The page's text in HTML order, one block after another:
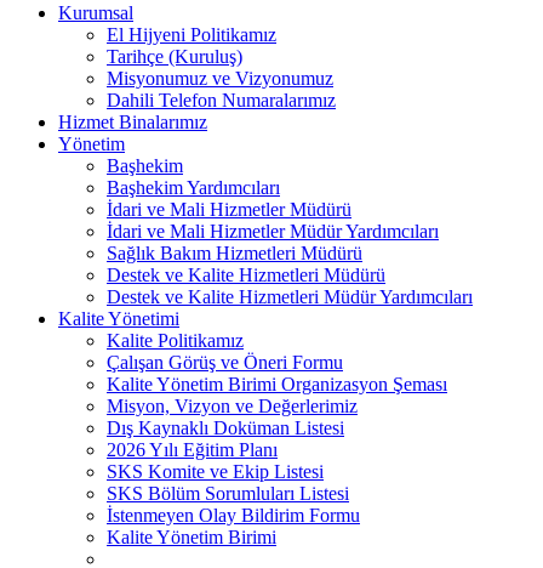
Kurumsal
El Hijyeni Politikamız
Tarihçe (Kuruluş)
Misyonumuz ve Vizyonumuz
Dahili Telefon Numaralarımız
Hizmet Binalarımız
Yönetim
Başhekim
Başhekim Yardımcıları
İdari ve Mali Hizmetler Müdürü
İdari ve Mali Hizmetler Müdür Yardımcıları
Sağlık Bakım Hizmetleri Müdürü
Destek ve Kalite Hizmetleri Müdürü
Destek ve Kalite Hizmetleri Müdür Yardımcıları
Kalite Yönetimi
Kalite Politikamız
Çalışan Görüş ve Öneri Formu
Kalite Yönetim Birimi Organizasyon Şeması
Misyon, Vizyon ve Değerlerimiz
Dış Kaynaklı Doküman Listesi
2026 Yılı Eğitim Planı
SKS Komite ve Ekip Listesi
SKS Bölüm Sorumluları Listesi
İstenmeyen Olay Bildirim Formu
Kalite Yönetim Birimi